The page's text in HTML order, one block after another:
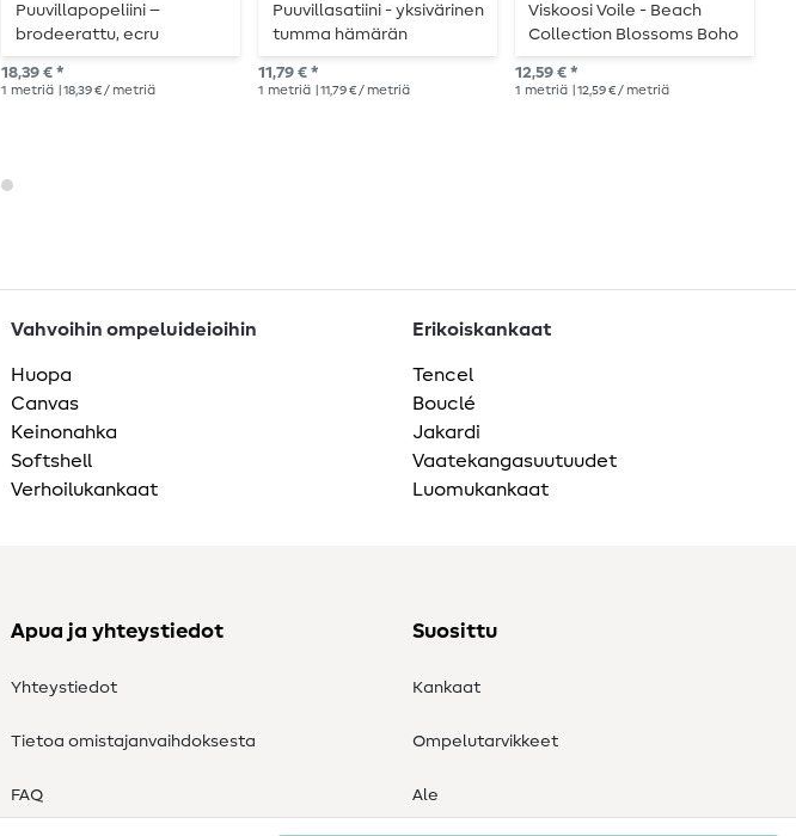
Puuvillapopeliini –
brodeerattu, ecru
18,39 € *
1 metriä | 18,39 € / metriä
Puuvillasatiini - yksivärinen
tumma hämärän
vaaleanpunainen väri
11,79 € *
1 metriä | 11,79 € / metriä
Viskoosi Voile - Beach
Collection Blossoms Boho
Petrol
12,59 € *
1 metriä | 12,59 € / metriä
Vahvoihin ompeluideioihin
Huopa
Canvas
Keinonahka
Softshell
Verhoilukankaat
Erikoiskankaat
Tencel
Bouclé
Jakardi
Vaatekangasuutuudet
Luomukankaat
Apua ja yhteystiedot
Yhteystiedot
Tietoa omistajanvaihdoksesta
FAQ
Suosittu
Kankaat
Ompelutarvikkeet
Ale